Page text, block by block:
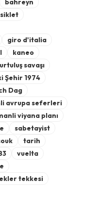
bahreyn
giro d'italia
kaneo
savaşı
Şehir 1974
Dag
avrupa seferleri
viyana planı
sabetayist
tarih
vuelta
tekkesi